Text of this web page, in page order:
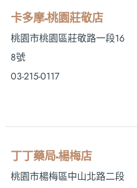
卡多摩-桃園莊敬店
桃園市桃園區莊敬路一段16
8號
03-215-0117
丁丁藥局-楊梅店
桃園市楊梅區中山北路二段